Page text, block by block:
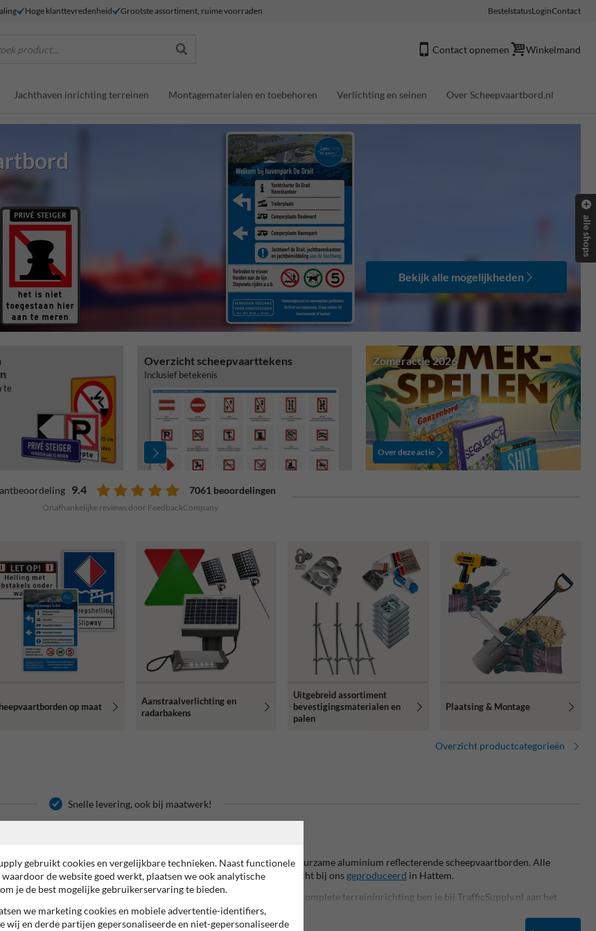
Hoge klanttevredenheid Grootste assortiment, ruime voorraden BestelstatusLoginContact
product... Contact opnemen Winkelmand
Jachthaven inrichting terreinen Montagematerialen en toebehoren Verlichting en seinen Over Scheepvaartbord.nl
Bekijk alle mogelijkheden
te
Overzicht scheepvaarttekens
Inclusief betekenis
Zomeractie 2026
Over deze actie
9.4 7061 beoordelingen
Onafhankelijke reviews door FeedbackCompany
op maat
Aanstraalverlichting en
radarbakens
Uitgebreid assortiment
bevestigingsmaterialen en
palen
Plaatsing & Montage
Overzicht productcategorieën
Snelle levering, ook bij maatwerk!
Wij zijn dé specialist op
waterwegen en havens.
produceren wij op
van TrafficSupply.
scheepvaartbord,
Wij produceren uitsluitend officiële duurzame aluminium reflecterende scheepvaartborden. Alle
scheepvaartborden worden per opdracht bij ons geproduceerd in Hattem.
Ook voor overige producten voor een complete terreininrichting ben je bij TrafficSupply.nl aan het
juiste adres. Denk hierbij aanveiligheidsborden
buurtpreventieborden,spoorwegborden straatmeubilair
alle shops
gebruikt cookies en vergelijkbare technieken. Naast functionele
waardoor de website goed werkt, plaatsen we ook analytische
je de best mogelijke gebruikerservaring te bieden.
we marketing cookies en mobiele advertentie-identifiers,
wij en derde partijen gepersonaliseerde en niet-gepersonaliseerde